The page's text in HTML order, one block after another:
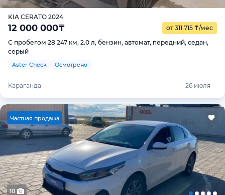
KIA CERATO 2024
12 000 000₸ от 311 715 ₸/мес
С пробегом 28 247 км, 2.0 л, бензин, автомат, передний, седан,
серый
Aster Check Осмотрено
Караганда 26 июля
Частная продажа
10